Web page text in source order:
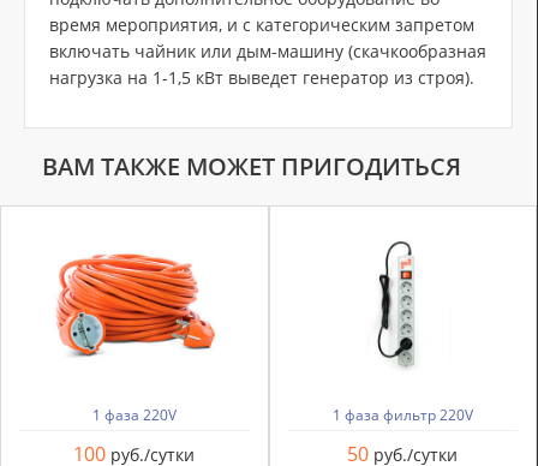
время мероприятия, и с категорическим запретом
включать чайник или дым-машину (скачкообразная
нагрузка на 1-1,5 кВт выведет генератор из строя).
ВАМ ТАКЖЕ МОЖЕТ ПРИГОДИТЬСЯ
1 фаза 220V
100 руб./сутки
1 фаза фильтр 220V
50 руб./сутки